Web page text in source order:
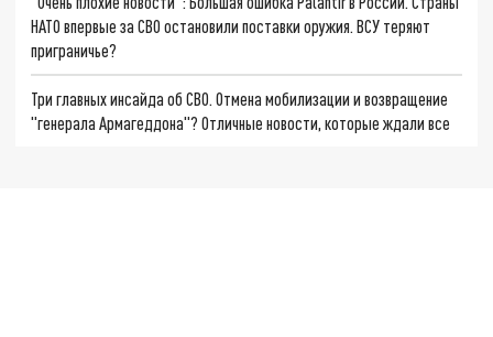
НАТО впервые за СВО остановили поставки оружия. ВСУ теряют
приграничье?
Три главных инсайда об СВО. Отмена мобилизации и возвращение
"генерала Армагеддона"? Отличные новости, которые ждали все